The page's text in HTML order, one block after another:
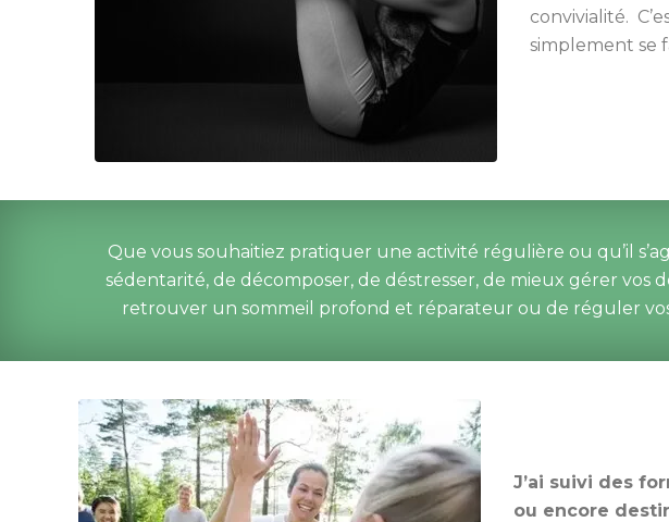
convivialité.
implement se
Que vous souhaitiez pratiquer une activité régulière ou qu’il
édentarité, de décomposer, de déstresser, de mieux gérer vos
retrouver un sommeil profond et réparateur ou de réguler
J’ai suivi des
ou encore